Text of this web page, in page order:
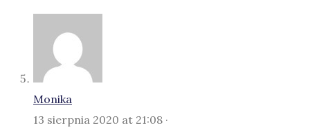
Monika
13 sierpnia 2020 at 21:08 ·